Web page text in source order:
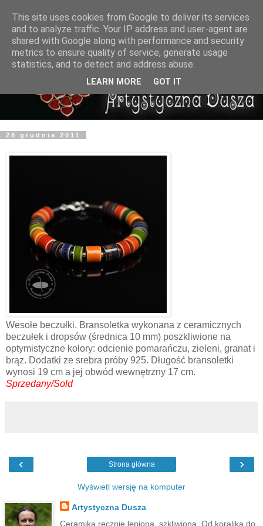
28 grudnia 2011
Wesołe beczułki. Bransoletka wykonana z ceramicznych
beczułek i dropsów (średnica 10 mm) poszkliwione na
optymistyczne kolory: odcienie pomarańczu, zieleni, granat i
brąz. Dodatki ze srebra próby 925. Długość bransoletki
wynosi 19 cm a jej obwód wewnętrzny 17 cm.
Sprzedany/Sold
‹ ›
Strona główna
Wyświetl wersję na komputer
Artystyczna Dusza
Ceramika ręcznie lepiona, szkliwiona. Od koralika do
This site uses cookies from Google to deliver its services
and to analyze traffic. Your IP address and user-agent are
shared with Google along with performance and security
metrics to ensure quality of service, generate usage
statistics, and to detect and address abuse.
LEARN MORE GOT IT